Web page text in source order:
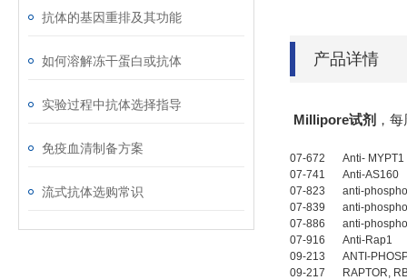
抗体的基因重排及其功能
如何溶解冻干蛋白或抗体
实验过程中抗体选择指导
免疫血清制备方案
流式抗体选购常识
产品详情
Millipore试剂 ，
07-672
Anti-
07-741
Anti-AS160
07-823
anti-
07-839
anti-
07-886
anti-
07-916
Anti-Rap1
09-213
ANTI-
09-217
RAPTOR,